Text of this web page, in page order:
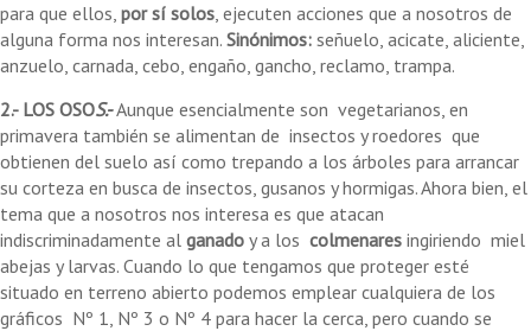
para que ellos, por sí solos, ejecuten acciones que a nosotros de
alguna forma nos interesan. Sinónimos: señuelo, acicate, aliciente,
anzuelo, carnada, cebo, engaño, gancho, reclamo, trampa.
2.- LOS OSOS.-Aunque esencialmente son vegetarianos, en
primavera también se alimentan de insectos y roedores que
obtienen del suelo así como trepando a los árboles para arrancar
su corteza en busca de insectos, gusanos y hormigas. Ahora bien, el
tema que a nosotros nos interesa es que atacan
indiscriminadamente al ganado y a los colmenares ingiriendo miel
abejas y larvas. Cuando lo que tengamos que proteger esté
situado en terreno abierto podemos emplear cualquiera de los
gráficos Nº 1, Nº 3 o Nº 4 para hacer la cerca, pero cuando se